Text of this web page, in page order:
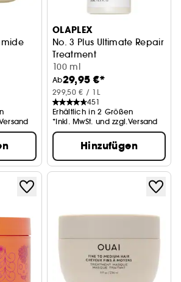
OLAPLEX
No. 3 Plus Ultimate Repair
Treatment
Reparierende Pflege für
100 ml
Ab29,95 €*
299,50 € / 1L
451
Erhältlich in 2 Größen
*Inkl. MwSt. und zzgl.Versand
Hinzufügen